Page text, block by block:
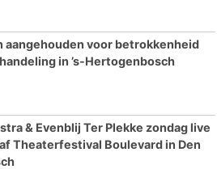
aangehouden voor betrokkenheid
in ’s-Hertogenbosch
& Evenblij Ter Plekke zondag live
Theaterfestival Boulevard in Den